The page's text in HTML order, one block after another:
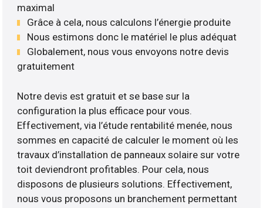
maximal
Grâce à cela, nous calculons l’énergie produite
Nous estimons donc le matériel le plus adéquat
Globalement, nous vous envoyons notre devis
gratuitement
Notre devis est gratuit et se base sur la
configuration la plus efficace pour vous.
Effectivement, via l’étude rentabilité menée, nous
sommes en capacité de calculer le moment où les
travaux d’installation de panneaux solaire sur votre
toit deviendront profitables. Pour cela, nous
disposons de plusieurs solutions. Effectivement,
nous vous proposons un branchement permettant